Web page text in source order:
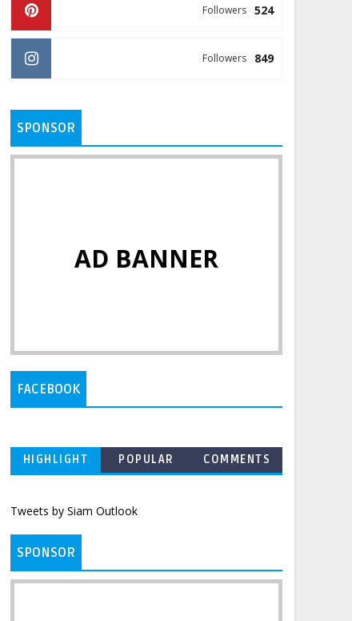
524
Followers
849
Followers
SPONSOR
AD BANNER
FACEBOOK
HIGHLIGHT POPULAR COMMENTS
Tweets by Siam Outlook
SPONSOR